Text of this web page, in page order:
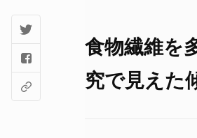
食物繊維を
究で見えた